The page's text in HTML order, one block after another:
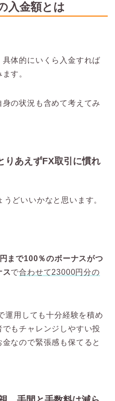
入金額とは
体的にいくら入金すれば
す。
の状況も含めて考えてみ
あえずFX取引に慣れ
うどいいかなと思います。
まで100％のボーナスがつ
スで合わせて23000円分の
運用しても十分経験を積め
もチャレンジしやすい投
なので緊張感も保てると